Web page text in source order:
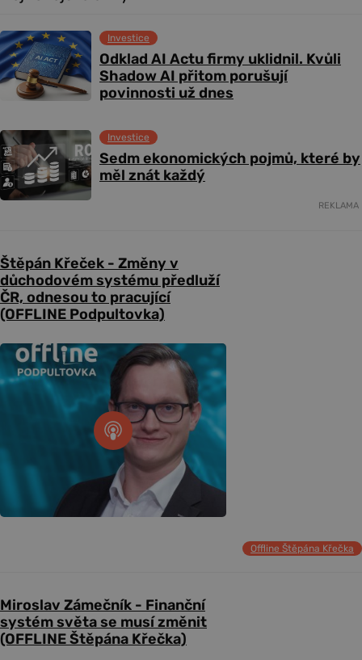
Odklad AI Actu firmy uklidnil. Kvůli
Shadow AI přitom porušují
povinnosti už dnes
Investice
Sedm ekonomických pojmů, které by
měl znát každý
Investice
REKLAMA
Štěpán Křeček - Změny v
důchodovém systému předluží
ČR, odnesou to pracující
(OFFLINE Podpultovka)
Offline Štěpána Křečka
Miroslav Zámečník - Finanční
systém světa se musí změnit
(OFFLINE Štěpána Křečka)